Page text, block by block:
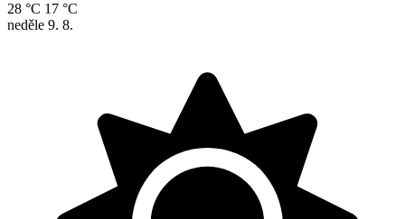
28 °C 17 °C
neděle 9. 8.